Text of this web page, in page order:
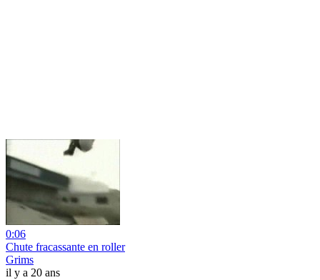
0:06
Chute fracassante en roller
Grims
il y a 20 ans